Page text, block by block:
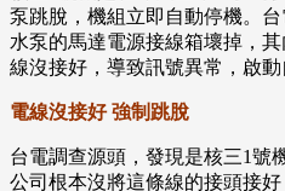
泵跳脫，機組立即自動停機。
水泵的馬達電源接線箱壞掉，
線沒接好，導致訊號異常，啟動
電線沒接好 強制跳脫
台電調查源頭，發現是核三1號
公司根本沒將這條線的接頭接